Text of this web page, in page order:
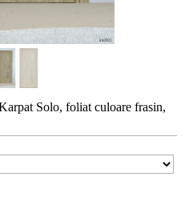
Solo, foliat culoare frasin,